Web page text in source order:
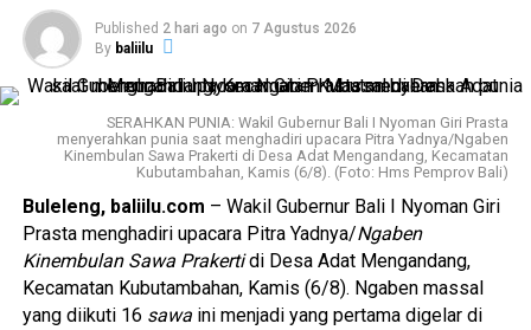
Published 2 hari ago on 7 Agustus 2026
By baliilu
SERAHKAN PUNIA: Wakil Gubernur Bali I Nyoman Giri Prasta
menyerahkan punia saat menghadiri upacara Pitra Yadnya/Ngaben
Kinembulan Sawa Prakerti di Desa Adat Mengandang, Kecamatan
Kubutambahan, Kamis (6/8). (Foto: Hms Pemprov Bali)
Buleleng, baliilu.com – Wakil Gubernur Bali I Nyoman Giri
Prasta menghadiri upacara Pitra Yadnya/Ngaben
Kinembulan Sawa Prakertidi Desa Adat Mengandang,
Kecamatan Kubutambahan, Kamis (6/8). Ngaben massal
yang diikuti 16 sawaini menjadi yang pertama digelar di